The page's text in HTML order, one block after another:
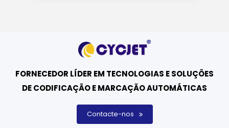
FORNECEDOR LÍDER EM TECNOLOGIAS E SOLUÇÕES
DE CODIFICAÇÃO E MARCAÇÃO AUTOMÁTICAS
Contacte-nos